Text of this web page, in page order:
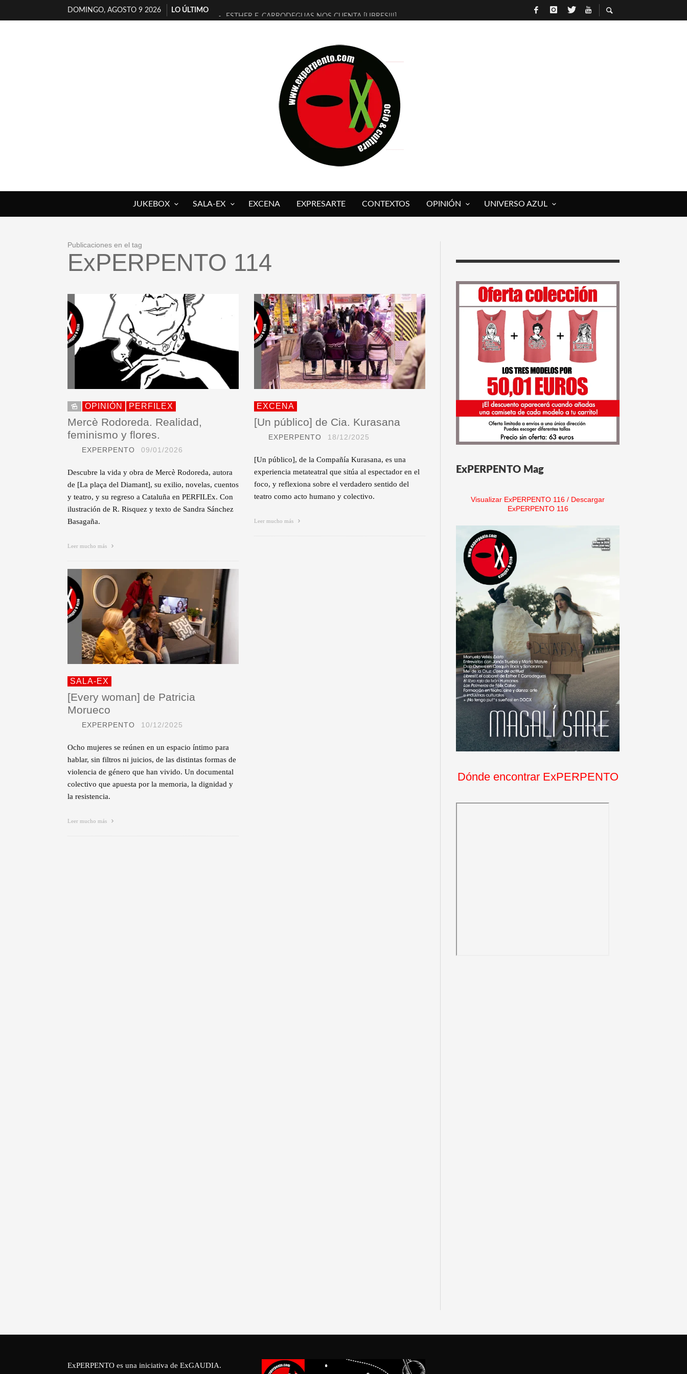
DOMINGO, AGOSTO 9 2026
LO ÚLTIMO
ESTHER F. CARRODEGUAS NOS CUENTA [LIBRES!!!]
[ELECTRA JONDA] DE JUAN GUERRERO ZAMORA
TIMBRE 4, LA ESCUELA DEL DIRECTOR TEATRAL CLAUDIO TOLCACHIR
30 AÑOS (NO ES NADA) DE LA KATARSIS DEL TOMATAZO
MILITARES JUDÍAS EN #EXVITA
D’BALDOMEROS REINVENTAN [BITÁCORA 3.0] EN EXVITA
MARSHALL FLASH PRESENTA EN EXVITA [RELATIVA SENCILLEZ]
JOFRE BARDAGÍ EN EXVITA INTERPRETANDO A SERRAT
JUKEBOX SALA-EX EXCENA EXPRESARTE CONTEXTOS OPINIÓN UNIVERSO AZUL
Publicaciones en el tag
ExPERPENTO 114
OPINIÓN PERFILEX
Mercè Rodoreda. Realidad,
feminismo y flores.
EXPERPENTO 09/01/2026
Descubre la vida y obra de Mercè Rodoreda, autora
de [La plaça del Diamant], su exilio, novelas, cuentos
y teatro, y su regreso a Cataluña en PERFILEx. Con
ilustración de R. Risquez y texto de Sandra Sánchez
Basagaña.
Leer mucho más
EXCENA
[Un público] de Cia. Kurasana
EXPERPENTO 18/12/2025
[Un público], de la Compañía Kurasana, es una
experiencia metateatral que sitúa al espectador en el
foco, y reflexiona sobre el verdadero sentido del
teatro como acto humano y colectivo.
Leer mucho más
SALA-EX
[Every woman] de Patricia
Morueco
EXPERPENTO 10/12/2025
Ocho mujeres se reúnen en un espacio íntimo para
hablar, sin filtros ni juicios, de las distintas formas de
violencia de género que han vivido. Un documental
colectivo que apuesta por la memoria, la dignidad y
la resistencia.
Leer mucho más
ExPERPENTO Mag
Visualizar ExPERPENTO 116 / Descargar
ExPERPENTO 116
Dónde encontrar ExPERPENTO
ExPERPENTO es una iniciativa de ExGAUDIA.